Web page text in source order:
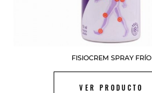
FISIOCREM SPRAY FRÍO
VER PRODUCTO